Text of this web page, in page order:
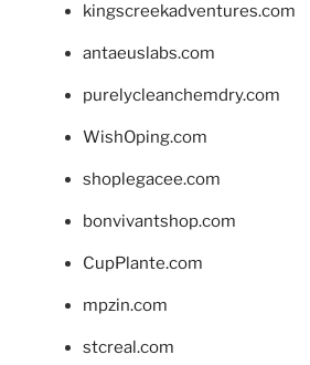
kingscreekadventures.com
antaeuslabs.com
purelycleanchemdry.com
WishOping.com
shoplegacee.com
bonvivantshop.com
CupPlante.com
mpzin.com
stcreal.com